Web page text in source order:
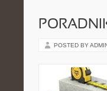
POSTED BY